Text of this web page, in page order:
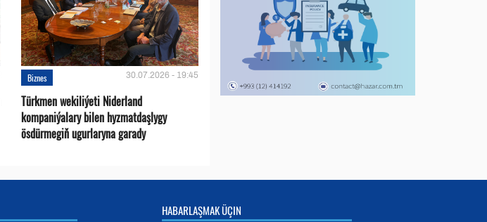
Biznes 30.07.2026 - 19:45
Türkmen wekiliýeti Niderland
kompaniýalary bilen hyzmatdaşlygy
ösdürmegiň ugurlaryna garady
HABARLAŞMAK ÜÇIN